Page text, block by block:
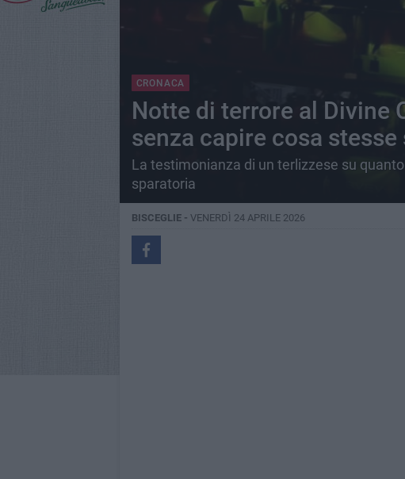
CRONACA
Notte di terrore al Divine
senza capire cosa stesse
La testimonianza di un terlizzese su
sparatoria
BISCEGLIE - VENERDÌ 24 APRILE 2026